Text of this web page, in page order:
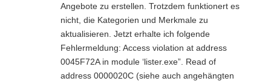
Angebote zu erstellen. Trotzdem funktionert es
nicht, die Kategorien und Merkmale zu
aktualisieren. Jetzt erhalte ich folgende
Fehlermeldung: Access violation at address
0045F72A in module ‘lister.exe”. Read of
address 0000020C (siehe auch angehängten